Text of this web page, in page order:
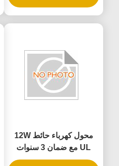
محول كهرباء حائط 12W
UL مع ضمان 3 سنوات
ومصدر طاقة AC DC